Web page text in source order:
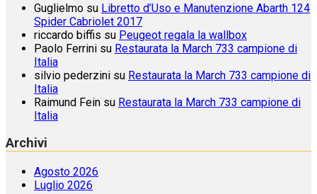
Guglielmo su Libretto d’Uso e Manutenzione Abarth 124
Spider Cabriolet 2017
riccardo biffis su Peugeot regala la wallbox
Paolo Ferrini su Restaurata la March 733 campione di
Italia
silvio pederzini su Restaurata la March 733 campione di
Italia
Raimund Fein su Restaurata la March 733 campione di
Italia
Archivi
Agosto 2026
Luglio 2026